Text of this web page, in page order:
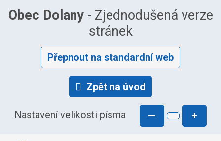
Obec Dolany- Zjednodušená verze
stránek
Přepnout na standardní web
Zpět na úvod
Nastavení velikosti písma — +